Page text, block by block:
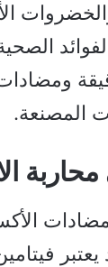
المصنعة.